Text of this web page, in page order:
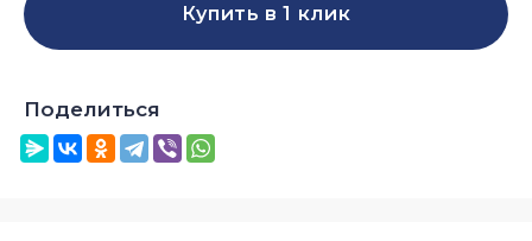
Купить в 1 клик
Поделиться